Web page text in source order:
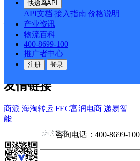
快递鸟API
API文档 接入指南 价格说明
产业资讯
物流百科
400-8699-100
推广者中心
注册 登录
关于我们
公司介绍 企业动态
合作伙伴 快递鸟接口服务协议
户隐私政策
友情链接
商派 海淘转运 FEC富润电商 递易智
能
咨询电话： 400-8699-100